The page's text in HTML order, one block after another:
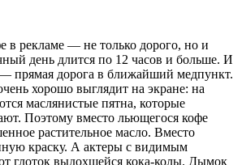
в рекламе — не только дорого, но и
день длится по 12 часов и больше. И
— прямая дорога в ближайший медпункт.
хорошо выглядит на экране: на
маслянистые пятна, которые
Поэтому вместо льющегося кофе
растительное масло. Вместо
краску. А актеры с видимым
глоток выдохшейся кока-колы. Дымок